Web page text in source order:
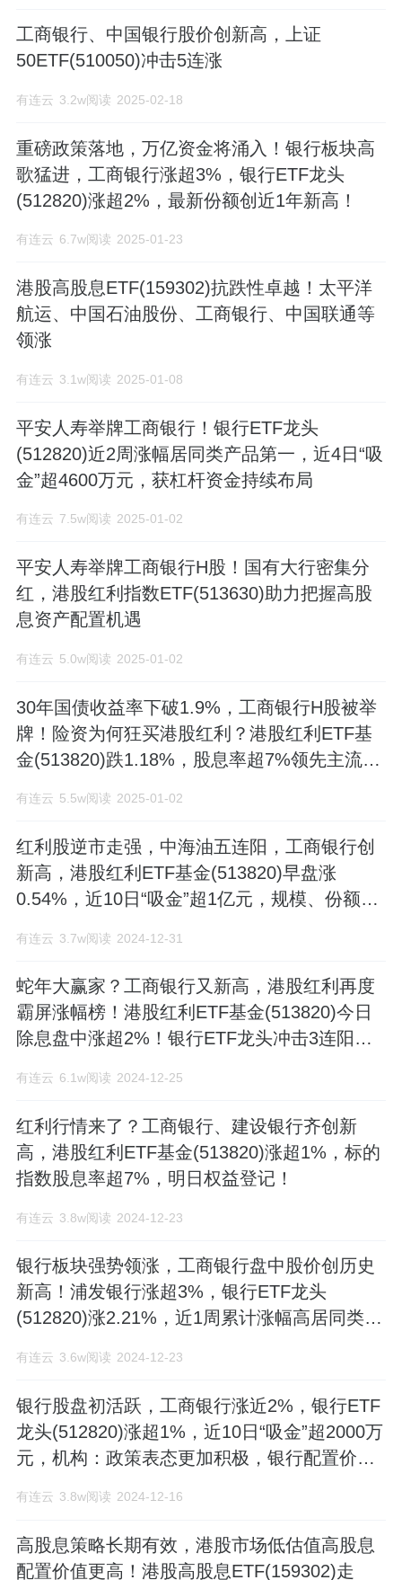
工商银行、中国银行股价创新高，上证
50ETF(510050)冲击5连涨
有连云 3.2w阅读 2025-02-18
重磅政策落地，万亿资金将涌入！银行板块高
歌猛进，工商银行涨超3%，银行ETF龙头
(512820)涨超2%，最新份额创近1年新高！
有连云 6.7w阅读 2025-01-23
港股高股息ETF(159302)抗跌性卓越！太平洋
航运、中国石油股份、工商银行、中国联通等
领涨
有连云 3.1w阅读 2025-01-08
平安人寿举牌工商银行！银行ETF龙头
(512820)近2周涨幅居同类产品第一，近4日“吸
金”超4600万元，获杠杆资金持续布局
有连云 7.5w阅读 2025-01-02
平安人寿举牌工商银行H股！国有大行密集分
红，港股红利指数ETF(513630)助力把握高股
息资产配置机遇
有连云 5.0w阅读 2025-01-02
30年国债收益率下破1.9%，工商银行H股被举
牌！险资为何狂买港股红利？港股红利ETF基
金(513820)跌1.18%，股息率超7%领先主流红
有连云 5.5w阅读 2025-01-02
红利股逆市走强，中海油五连阳，工商银行创
新高，港股红利ETF基金(513820)早盘涨
0.54%，近10日“吸金”超1亿元，规模、份额续
有连云 3.7w阅读 2024-12-31
蛇年大赢家？工商银行又新高，港股红利再度
霸屏涨幅榜！港股红利ETF基金(513820)今日
除息盘中涨超2%！银行ETF龙头冲击3连阳，
有连云 6.1w阅读 2024-12-25
红利行情来了？工商银行、建设银行齐创新
高，港股红利ETF基金(513820)涨超1%，标的
指数股息率超7%，明日权益登记！
有连云 3.8w阅读 2024-12-23
银行板块强势领涨，工商银行盘中股价创历史
新高！浦发银行涨超3%，银行ETF龙头
(512820)涨2.21%，近1周累计涨幅高居同类产
有连云 3.6w阅读 2024-12-23
银行股盘初活跃，工商银行涨近2%，银行ETF
龙头(512820)涨超1%，近10日“吸金”超2000万
元，机构：政策表态更加积极，银行配置价值
有连云 3.8w阅读 2024-12-16
高股息策略长期有效，港股市场低估值高股息
配置价值更高！港股高股息ETF(159302)走